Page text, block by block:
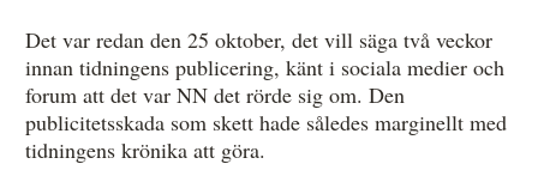
Det var redan den 25 oktober, det vill säga två veckor
innan tidningens publicering, känt i sociala medier och
forum att det var NN det rörde sig om. Den
publicitetsskada som skett hade således marginellt med
tidningens krönika att göra.